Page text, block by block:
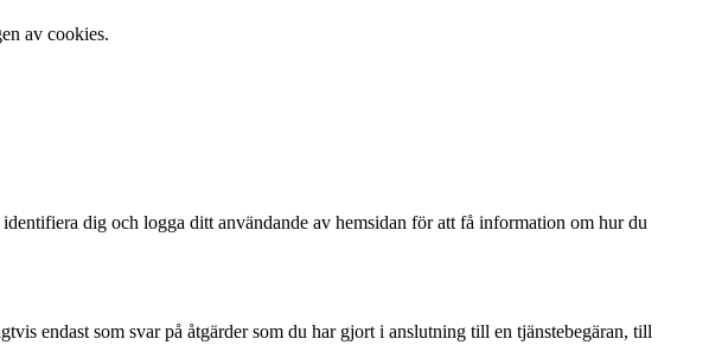
av cookies.
dig och logga ditt användande av hemsidan för att få information om hur du
endast som svar på åtgärder som du har gjort i anslutning till en tjänstebegäran, till